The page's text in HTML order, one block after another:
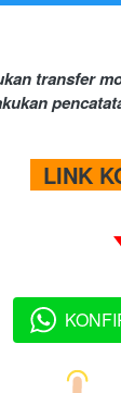
transfer
LINK
`